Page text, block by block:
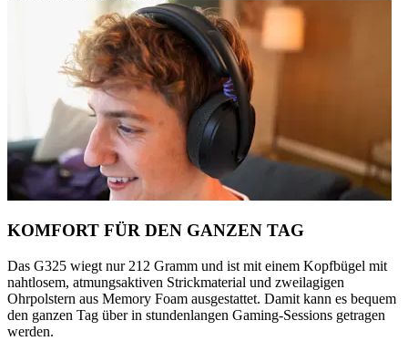
KOMFORT FÜR DEN GANZEN TAG
Das G325 wiegt nur 212 Gramm und ist mit einem Kopfbügel mit
nahtlosem, atmungsaktiven Strickmaterial und zweilagigen
Ohrpolstern aus Memory Foam ausgestattet. Damit kann es bequem
den ganzen Tag über in stundenlangen Gaming-Sessions getragen
werden.